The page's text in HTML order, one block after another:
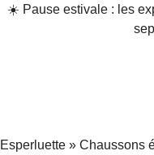
☀️ Pause estivale : les
Esperluette » Chaussons